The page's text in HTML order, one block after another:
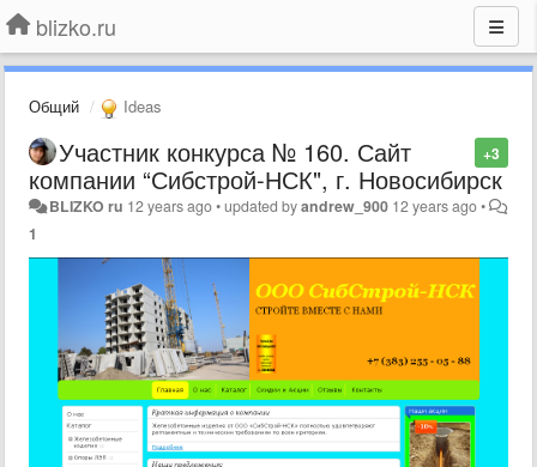
blizko.ru
Общий Ideas
+3
Участник конкурса № 160. Сайт
компании “Сибстрой-НСК", г. Новосибирск
BLIZKO ru 12 years ago•updated byandrew_900 12 years ago•
1